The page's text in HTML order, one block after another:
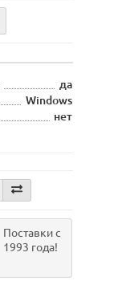
да
Windows
нет
Поставки с
1993 года!